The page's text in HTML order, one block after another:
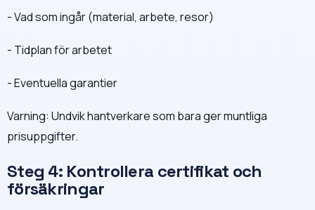
- Vad som ingår (material, arbete, resor)
- Tidplan för arbetet
- Eventuella garantier
Varning: Undvik hantverkare som bara ger muntliga
prisuppgifter.
Steg 4: Kontrollera certifikat och
försäkringar